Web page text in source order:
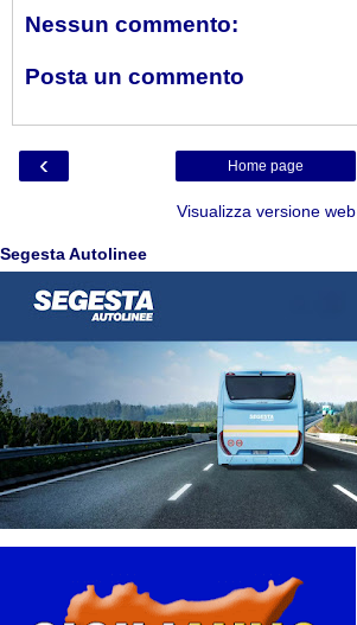
Nessun commento:
Posta un commento
‹ Home page
Visualizza versione web
Segesta Autolinee